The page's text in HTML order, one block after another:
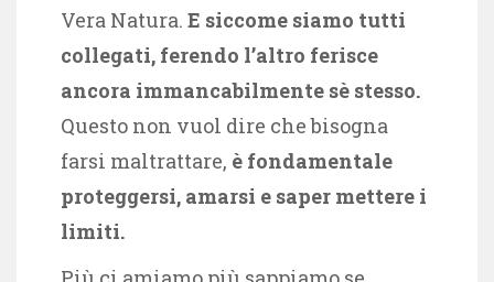
Vera Natura. E siccome siamo tutti
collegati, ferendo l’altro ferisce
ancora immancabilmente sè stesso.
Questo non vuol dire che bisogna
farsi maltrattare, è fondamentale
proteggersi, amarsi e saper mettere i
limiti.